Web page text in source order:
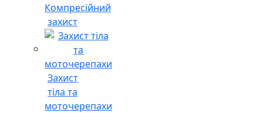
Компресійний
захист
Захист
тіла та
моточерепахи